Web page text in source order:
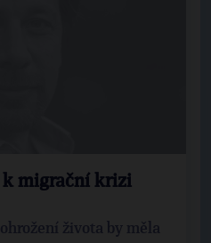
k migrační krizi
života by měla